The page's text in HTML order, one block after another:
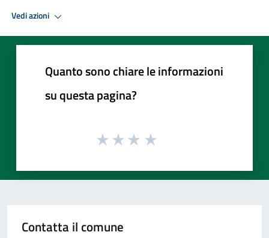
Vedi azioni
Quanto sono chiare le informazioni
su questa pagina?
Contatta il comune